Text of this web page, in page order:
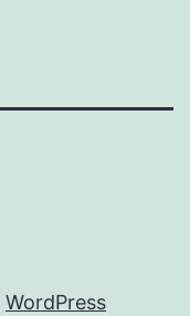
WordPress